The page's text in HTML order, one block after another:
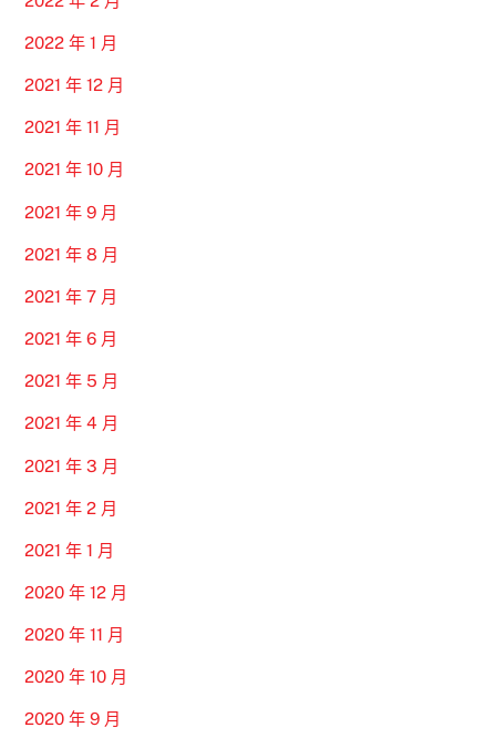
2022 年 1 月
2021 年 12 月
2021 年 11 月
2021 年 10 月
2021 年 9 月
2021 年 8 月
2021 年 7 月
2021 年 6 月
2021 年 5 月
2021 年 4 月
2021 年 3 月
2021 年 2 月
2021 年 1 月
2020 年 12 月
2020 年 11 月
2020 年 10 月
2020 年 9 月